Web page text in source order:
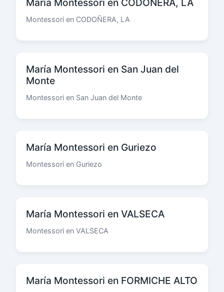
María Montessori en CODOÑERA, LA
Montessori en CODOÑERA, LA
María Montessori en San Juan del
Monte
Montessori en San Juan del Monte
María Montessori en Guriezo
Montessori en Guriezo
María Montessori en VALSECA
Montessori en VALSECA
María Montessori en FORMICHE ALTO